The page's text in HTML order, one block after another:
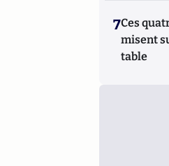
7Ces
misent
table